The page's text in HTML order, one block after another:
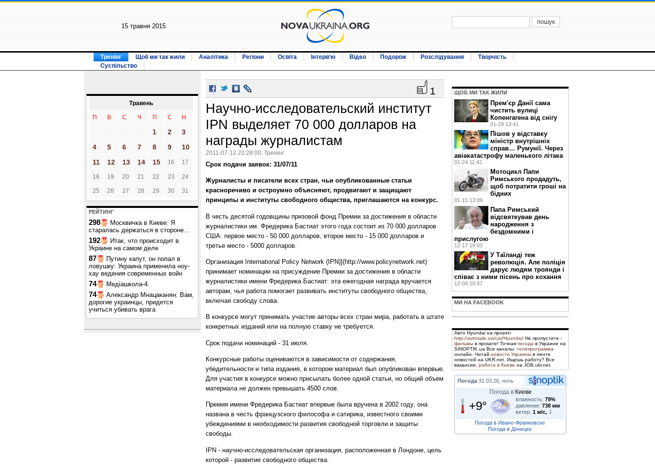
15 травня 2015
Тренінг Щоб ми так жили Аналітика Регіони Освіта Інтерв‘ю Відео Подорож Розслідування
Творчість
Суспільство
Травень
П В С Ч П С Н
1 2
3
4
5 6 7 8 9
10
11
12 13 14 15 16 17
18 19 20 21 22 23 24
25 26 27 28 29 30 31
РЕЙТИНГ
298
Москвичка в Киеве: Я
старалась держаться в стороне...
192
Итак, что происходит в
Украине на самом деле
87
Путину капут, он попал в
ловушку: Украина применила ноу-
хау ведения современных войн
74 Медіашкола-4
74
Александр Мнацаканян: Вам,
дорогие украинцы, придется
учиться убивать врага
1
Научно-исследовательский институт
IPN выделяет 70 000 долларов на
награды журналистам
2011-07-12 22:28:00. Тренінг
Срок подачи заявок: 31/07/11
Журналисты и писатели всех стран, чьи опубликованные статьи
красноречиво и остроумно объясняют, продвигают и защищают
принципы и институты свободного общества, приглашаются на конкурс.
В честь десятой годовщины призовой фонд Премии за достижения в области
журналистики им. Фредерика Бастиат этого года состоит из 70 000 долларов
США: первое место - 50 000 долларов, второе место - 15 000 долларов и
третье место - 5000 долларов.
Организация International Policy Network (IPN)](http://www.policynetwork.net)
принимает номинации на присуждение Премии за достижения в области
журналистики имени Фредерика Бастиат: эта ежегодная награда вручается
авторам, чья работа помогает развивать институты свободного общества,
включая свободу слова.
В конкурсе могут принимать участие авторы всех стран мира, работать в штате
конкретных изданий или на полную ставку не требуется.
Срок подачи номинаций - 31 июля.
Конкурсные работы оцениваются в зависимости от содержания,
убедительности и типа издания, в котором материал был опубликован впервые.
Для участия в конкурсе можно присылать более одной статьи, но общий объем
материала не должен превышать 4500 слов.
Премия имени Фредерика Бастиат впервые была вручена в 2002 году, она
названа в честь французского философа и сатирика, известного своими
убеждениями в необходимости развития свободной торговли и защиты
свободы.
IPN - научно-исследовательская организация, расположенная в Лондоне, цель
которой - развитие свободного общества.
ЩОБ МИ ТАК ЖИЛИ
Прем'єр Данії сама
чистить вулиці
Копенгагена від снігу
01-29 13:41
Пішов у відставку
міністр внутрішніх
справ… Румунії. Через
авіакатастрофу маленького літака
01-24 11:42
Мотоцикл Папи
Римського продадуть,
щоб потратити гроші на
бідних
01-15 13:09
Папа Римський
відсвяткував день
народження з
бездомними і
прислугою
12-17 19:03
У Таїланді теж
революція. Але поліція
дарує людям троянди і
співає з ними пісень про кохання
12-04 10:47
МИ НА FACEBOOK
Авто Hyundai на проекті
http://avtosale.ua/car/Hyundai/ Не пропустите -
фильмы в прокате! Точная погода в Украине на
SINOPTIK.ua Все каналы: телепрограмма
онлайн. Читай новости Украины в ленте
новостей на UKR.net. Ищешь работу? Все
вакансии, работа в Киеве на JOB.ukr.net.
Погода 31.03.26, ночь
Погода в Киеве
+9° влажность: 79%
давление: 738 мм
ветер: 1 м/с,
Погода в Ивано-Франковске
Погода в Донецке